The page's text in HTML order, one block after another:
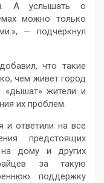
А услышать о
можно только
— подчеркнул
что такие
чем живет город
«дышат» жители и
их проблем.
и ответили на все
предстоящих
на дому и других
за такую
поддержку